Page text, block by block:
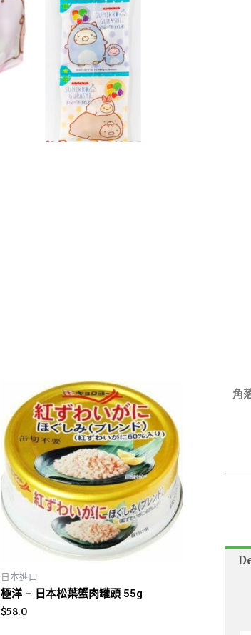
日本進口
極洋 – 日本松葉蟹肉罐頭 55g
$58.0
角